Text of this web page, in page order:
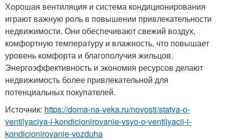
Хорошая вентиляция и система кондиционирования
играют важную роль в повышении привлекательности
недвижимости. Они обеспечивают свежий воздух,
комфортную температуру и влажность, что повышает
уровень комфорта и благополучия жильцов.
Энергоэффективность и экономия ресурсов делают
недвижимость более привлекательной для
потенциальных покупателей.
Источник: https://doma-na-veka.ru/novosti/statya-o-
ventilyaciya-i-kondicionirovanie-vsyo-o-ventilyacii-i-
kondicionirovanie-vozduha